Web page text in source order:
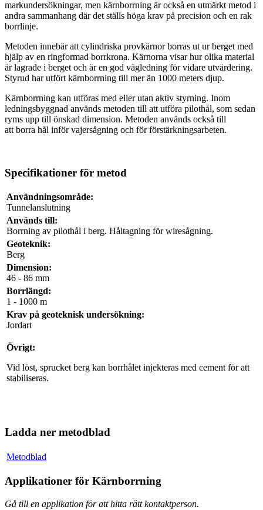
markundersökningar, men kärnborrning är också en utmärkt metod i
andra sammanhang där det ställs höga krav på precision och en rak
borrlinje.
Metoden innebär att cylindriska provkärnor borras ut ur berget med
hjälp av en ringformad borrkrona. Kärnorna visar hur olika material
är lagrade i berget och är en god vägledning för vidare utvärdering.
Styrud har utfört kärnborrning till mer än 1000 meters djup.
Kärnborrning kan utföras med eller utan aktiv styrning. Inom
ledningsbyggnad används metoden till att utföra pilothål, som sedan
ryms upp till önskad dimension. Metoden används också till
att borra hål inför vajersågning och för förstärkningsarbeten.
Specifikationer för metod
Användningsområde:
Tunnelanslutning
Används till:
Borrning av pilothål i berg. Håltagning för wiresågning.
Geoteknik:
Berg
Dimension:
46 - 86 mm
Borrlängd:
1 - 1000 m
Krav på geoteknisk undersökning:
Jordart
Övrigt:
Vid löst, sprucket berg kan borrhålet injekteras med cement för att
stabiliseras.
Ladda ner metodblad
Metodblad
Applikationer för Kärnborrning
Gå till en applikation för att hitta rätt kontaktperson.